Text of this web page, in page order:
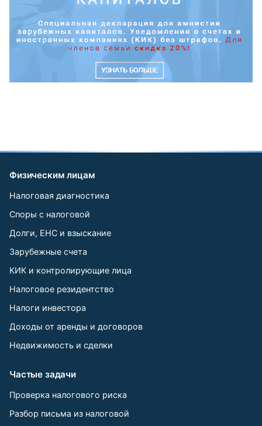
Физическим лицам
Налоговая диагностика
Споры с налоговой
Долги, ЕНС и взыскание
Зарубежные счета
КИК и контролирующие лица
Налоговое резидентство
Налоги инвестора
Доходы от аренды и договоров
Недвижимость и сделки
Частые задачи
Проверка налогового риска
Разбор письма из налоговой